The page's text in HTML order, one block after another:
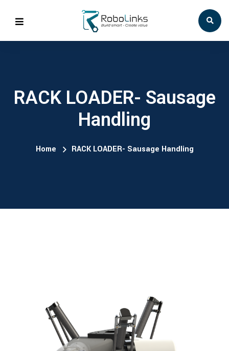
RACK LOADER- Sausage
Handling
Home RACK LOADER- Sausage Handling